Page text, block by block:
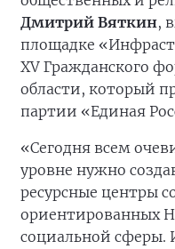
Дмитрий Вяткин,
площадке
XV Гражданского
области, который
партии «Единая
«Сегодня всем
уровне нужно
ресурсные центры
ориентированных
социальной сферы.